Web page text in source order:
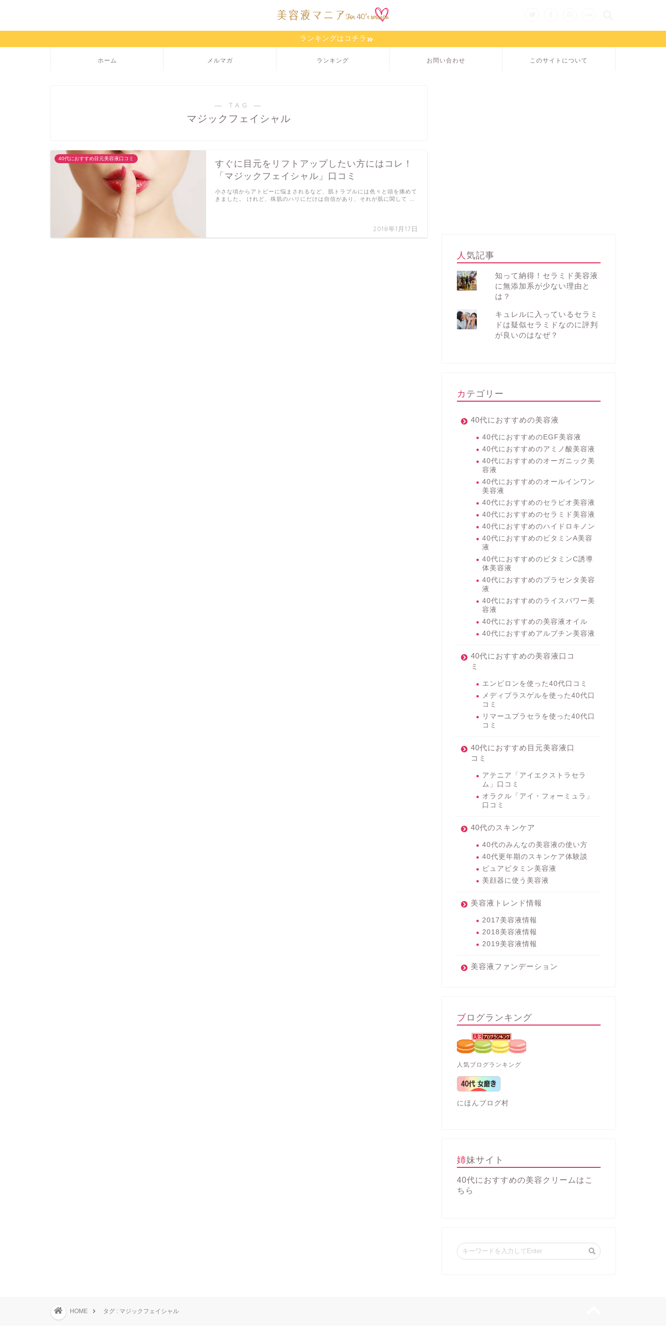
ランキングはコチラ
ホーム メルマガ ランキング お問い合わせ このサイトについて
― TAG ―
マジックフェイシャル
40代におすすめ目元美容液口コミ
すぐに目元をリフトアップしたい方にはコレ！
「マジックフェイシャル」口コミ
2018年1月17日
小さな頃からアトピーに悩まされるなど、肌トラブルには色々と頭を痛めて
きました。 けれど、殊肌のハリにだけは自信があり、それが肌に関して …
人気記事
知って納得！セラミド美容液
に無添加系が少ない理由と
は？
キュレルに入っているセラミ
ドは疑似セラミドなのに評判
が良いのはなぜ？
カテゴリー
40代におすすめの美容液
40代におすすめのEGF美容液
40代におすすめのアミノ酸美容液
40代におすすめのオーガニック美
容液
40代におすすめのオールインワン
美容液
40代におすすめのセラビオ美容液
40代におすすめのセラミド美容液
40代におすすめのハイドロキノン
40代におすすめのビタミンA美容
液
40代におすすめのビタミンC誘導
体美容液
40代におすすめのプラセンタ美容
液
40代におすすめのライスパワー美
容液
40代におすすめの美容液オイル
40代におすすめアルブチン美容液
40代におすすめの美容液口コ
ミ
エンビロンを使った40代口コミ
メディプラスゲルを使った40代口
コミ
リマーユプラセラを使った40代口
コミ
40代におすすめ目元美容液口
コミ
アテニア「アイエクストラセラ
ム」口コミ
オラクル「アイ・フォーミュラ」
口コミ
40代のスキンケア
40代のみんなの美容液の使い方
40代更年期のスキンケア体験談
ピュアビタミン美容液
美顔器に使う美容液
美容液トレンド情報
2017美容液情報
2018美容液情報
2019美容液情報
美容液ファンデーション
ブログランキング
人気ブログランキング
にほんブログ村
姉妹サイト
40代におすすめの美容クリーム はこ
ちら
HOME タグ : マジックフェイシャル